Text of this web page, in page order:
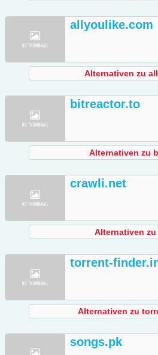
allyoulike.com
Alternativen zu
bitreactor.to
Alternativen zu
crawli.net
Alternativen
torrent-
Alternativen zu
songs.pk